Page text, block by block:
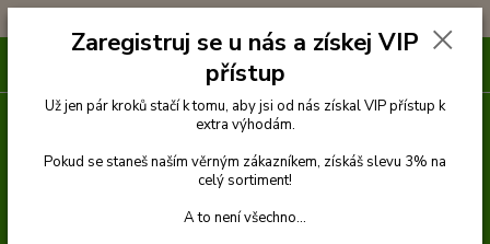
Zaregistruj se u nás a získej VIP
přístup
Už jen pár kroků stačí k tomu, aby jsi od nás získal VIP přístup k
extra výhodám.
Pokud se staneš naším věrným zákazníkem, získáš slevu 3% na
celý sortiment!
A to není všechno...